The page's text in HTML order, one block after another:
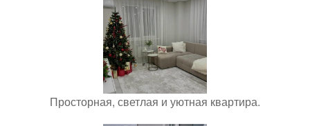
Просторная, светлая и уютная квартира.